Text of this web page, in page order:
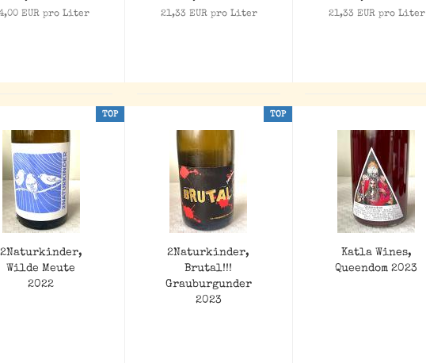
EUR pro Liter 21,33 EUR pro Liter 21,33 EUR pro Liter
TOP
2Naturkinder,
Wilde Meute
2022
TOP
2Naturkinder,
Brutal!!!
Grauburgunder
2023
Katla Wines,
Queendom 2023